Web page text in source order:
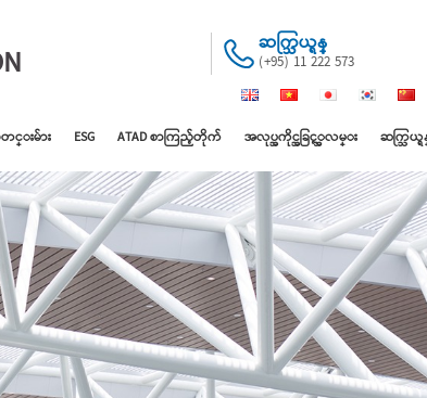
ဆက္သြယ္ရန္
(+95) 11 222 573
င္းမ်ား ESG ATAD စာကြည့်တိုက် အလုပ္အကိုင္အခြင့္အလမ္း ဆက္သြယ္